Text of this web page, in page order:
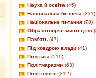
Наука й освіта (45)
Національна безпека (231)
Національне питання (78)
Образотворче мистецтво
Пам’ять (47)
Під ковдрою влади (41)
Політика (510)
Політмаразми (63)
Політологія (212)